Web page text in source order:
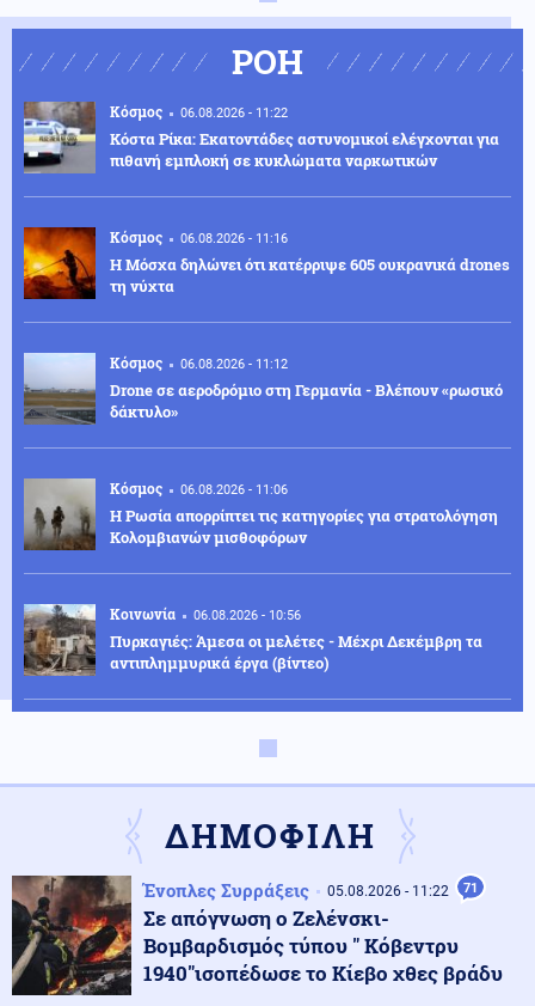
ΡΟΗ
Κόσμος 06.08.2026 - 11:22
Κόστα Ρίκα: Εκατοντάδες αστυνομικοί ελέγχονται για
πιθανή εμπλοκή σε κυκλώματα ναρκωτικών
Κόσμος 06.08.2026 - 11:16
Η Μόσχα δηλώνει ότι κατέρριψε 605 ουκρανικά drones
τη νύχτα
Κόσμος 06.08.2026 - 11:12
Drone σε αεροδρόμιο στη Γερμανία - Βλέπουν «ρωσικό
δάκτυλο»
Κόσμος 06.08.2026 - 11:06
Η Ρωσία απορρίπτει τις κατηγορίες για στρατολόγηση
Κολομβιανών μισθοφόρων
Κοινωνία 06.08.2026 - 10:56
Πυρκαγιές: Άμεσα οι μελέτες - Μέχρι Δεκέμβρη τα
αντιπλημμυρικά έργα (βίντεο)
06.08.2026 - 10:45
κλήσεις – Νέα αυστηρά μέτρα
Κοινωνία
Eκρήξεις μέσα στη νύχτα σε υποσταθμό της ΔΕΗ στην
Άρτα
Κοινωνία
ΔΗΜΟΦΙΛΗ
Ένοπλες Συρράξεις 05.08.2026 - 11:22 71
Σε απόγνωση ο Ζελένσκι-
Βομβαρδισμός τύπου " Κόβεντρυ
1940"ισοπέδωσε το Κίεβο χθες βράδυ